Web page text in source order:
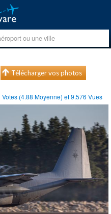
Télécharger vos photos
Votes (4.88 Moyenne) et9.576 Vues